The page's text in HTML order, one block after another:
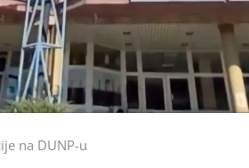
na DUNP-u